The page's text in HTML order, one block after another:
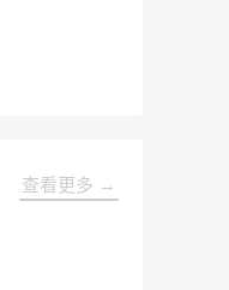
查看更多 →